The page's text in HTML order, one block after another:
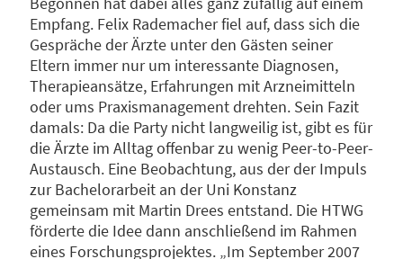
Empfang. Felix Rademacher fiel auf, dass sich die
Gespräche der Ärzte unter den Gästen seiner
Eltern immer nur um interessante Diagnosen,
Therapieansätze, Erfahrungen mit Arzneimitteln
oder ums Praxismanagement drehten. Sein Fazit
damals: Da die Party nicht langweilig ist, gibt es für
die Ärzte im Alltag offenbar zu wenig Peer-to-Peer-
Austausch. Eine Beobachtung, aus der der Impuls
zur Bachelorarbeit an der Uni Konstanz
gemeinsam mit Martin Drees entstand. Die HTWG
förderte die Idee dann anschließend im Rahmen
eines Forschungsprojektes. „Im September 2007